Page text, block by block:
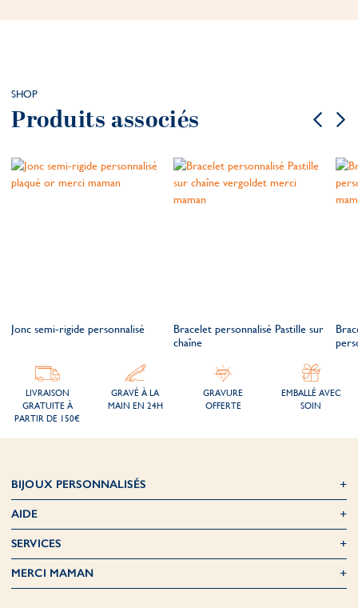
SHOP
Produits associés
Jonc semi-rigide personnalisé
Bracelet personnalisé Pastille sur
chaîne
LIVRAISON
GRATUITE À
PARTIR DE 150€
GRAVÉ À LA
MAIN EN 24H
GRAVURE
OFFERTE
EMBALLÉ AVEC
SOIN
BIJOUX PERSONNALISÉS
AIDE
SERVICES
MERCI MAMAN